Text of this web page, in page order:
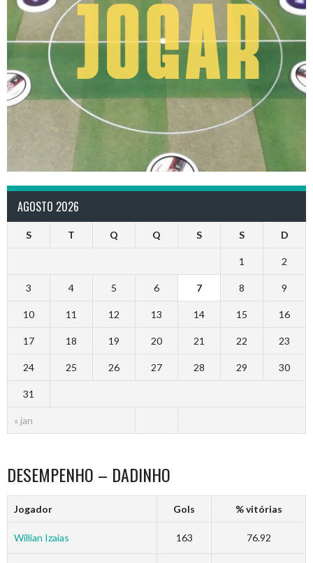
AGOSTO 2026
S T Q Q S S D
« jan
1 2
3 4 5 6 7 8 9
10 11 12 13 14 15 16
17 18 19 20 21 22 23
24 25 26 27 28 29 30
31
DESEMPENHO – DADINHO
Jogador Gols % vitórias
Willian Izaias 163 76.92